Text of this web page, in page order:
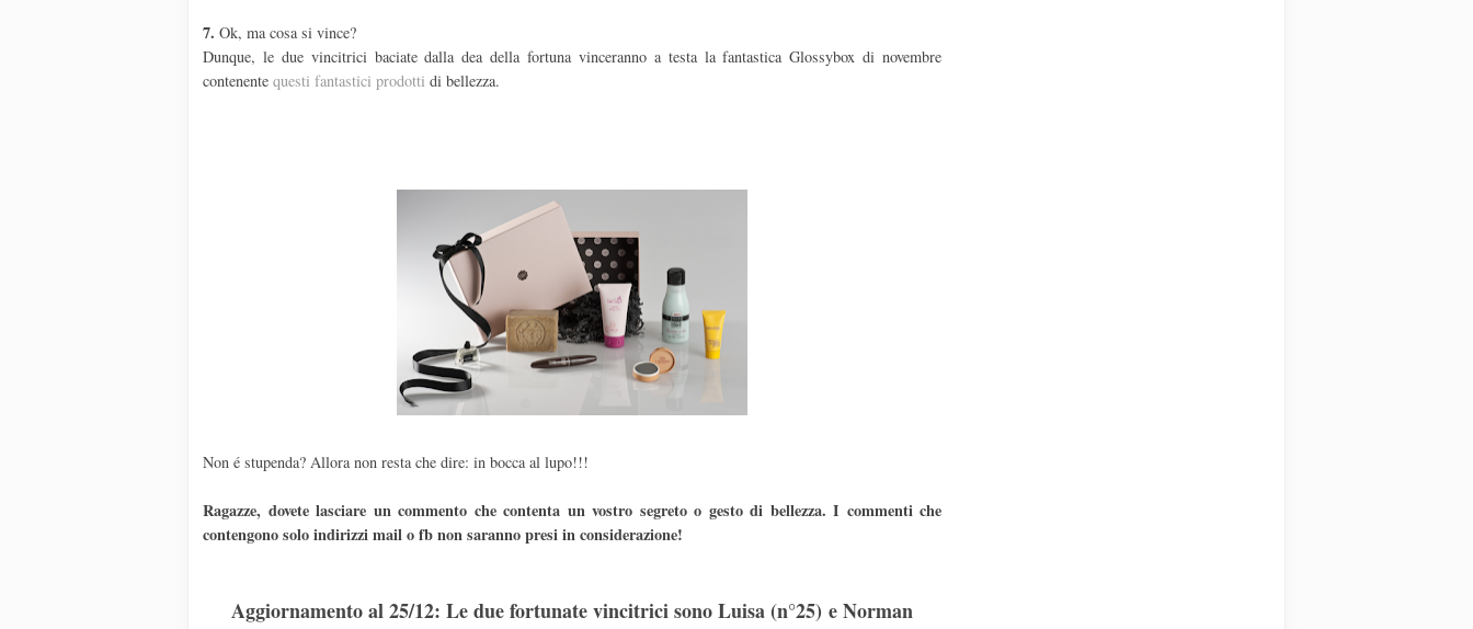
7. Ok, ma cosa si vince?
Dunque, le due vincitrici baciate dalla dea della fortuna vinceranno a testa la fantastica Glossybox di novembre
contenente questi fantastici prodotti di bellezza.
Non é stupenda? Allora non resta che dire: in bocca al lupo!!!
Ragazze, dovete lasciare un commento che contenta un vostro segreto o gesto di bellezza. I commenti che
contengono solo indirizzi mail o fb non saranno presi in considerazione!
Aggiornamento al 25/12: Le due fortunate vincitrici sono Luisa (n°25) e Norman